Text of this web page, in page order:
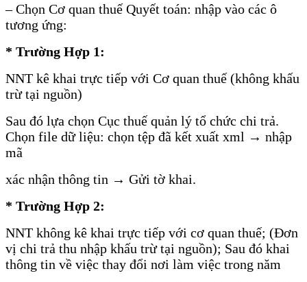
– Chọn Cơ quan thuế Quyết toán: nhập vào các ô
tương ứng:
* Trường Hợp 1:
NNT kê khai trực tiếp với Cơ quan thuế (không khấu
trừ tại nguồn)
Sau đó lựa chọn Cục thuế quản lý tổ chức chi trả.
Chọn file dữ liệu: chọn tệp đã kết xuất xml → nhập
mã
xác nhận thông tin → Gửi tờ khai.
* Trường Hợp 2:
NNT không kê khai trực tiếp với cơ quan thuế; (Đơn
vị chi trả thu nhập khấu trừ tại nguồn); Sau đó khai
thông tin về việc thay đổi nơi làm việc trong năm